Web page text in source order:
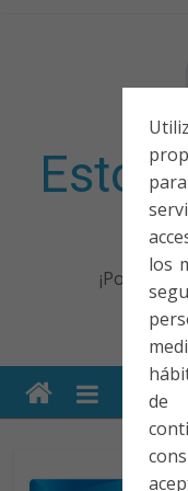
los
de
Esto
¡Porque